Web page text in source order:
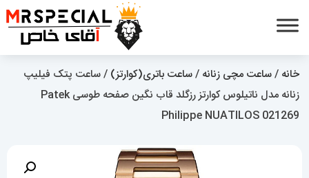
خانه /ساعت مچی زنانه /ساعت باتری(کوارتز) / ساعت پتک فیلیپ
زنانه مدل ناتیلوس کوارتز رزگلد قاب نگین صفحه طوسی Patek
Philippe NUATILOS 021269